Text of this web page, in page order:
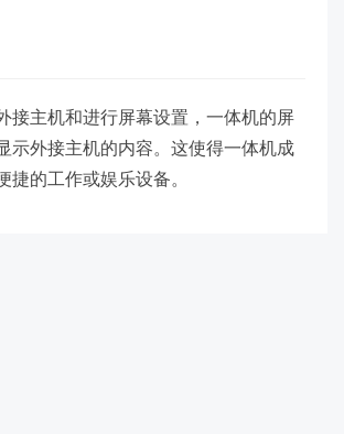
接主机和进行屏幕设置，一体机的屏
示外接主机的内容。这使得一体机成
捷的工作或娱乐设备。